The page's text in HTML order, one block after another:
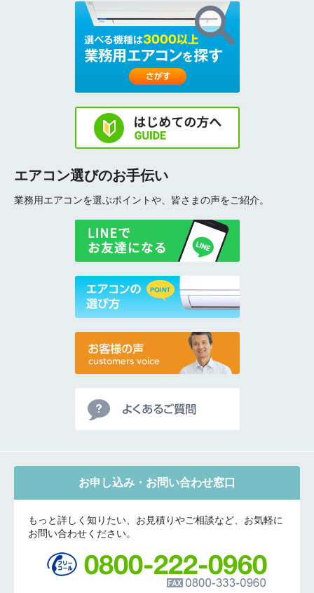
エアコン選びのお手伝い
業務用エアコンを選ぶポイントや、皆さまの声をご紹介。
お申し込み・お問い合わせ窓口
もっと詳しく知りたい、お見積りやご相談など、お気軽に
お問い合わせください。